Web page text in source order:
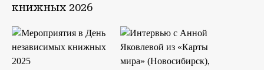
книжных 2026